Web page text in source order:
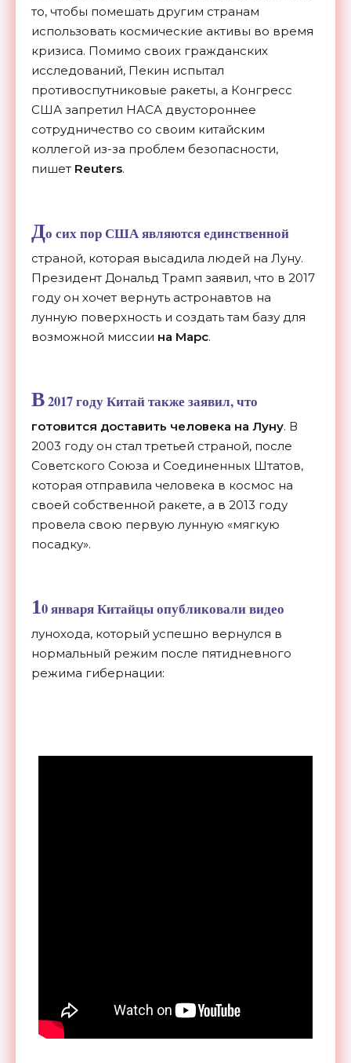
то, чтобы помешать другим странам
использовать космические активы во время
кризиса. Помимо своих гражданских
исследований, Пекин испытал
противоспутниковые ракеты, а Конгресс
США запретил НАСА двустороннее
сотрудничество со своим китайским
коллегой из-за проблем безопасности,
пишет Reuters.
До сих пор США являются единственной
страной, которая высадила людей на Луну.
Президент Дональд Трамп заявил, что в 2017
году он хочет вернуть астронавтов на
лунную поверхность и создать там базу для
возможной миссии на Марс.
В2017 году Китай также заявил, что
готовится доставить человека на Луну. В
2003 году он стал третьей страной, после
Советского Союза и Соединенных Штатов,
которая отправила человека в космос на
своей собственной ракете, а в 2013 году
провела свою первую лунную «мягкую
посадку».
10 января Китайцы опубликовали видео
лунохода, который успешно вернулся в
нормальный режим после пятидневного
режима гибернации: